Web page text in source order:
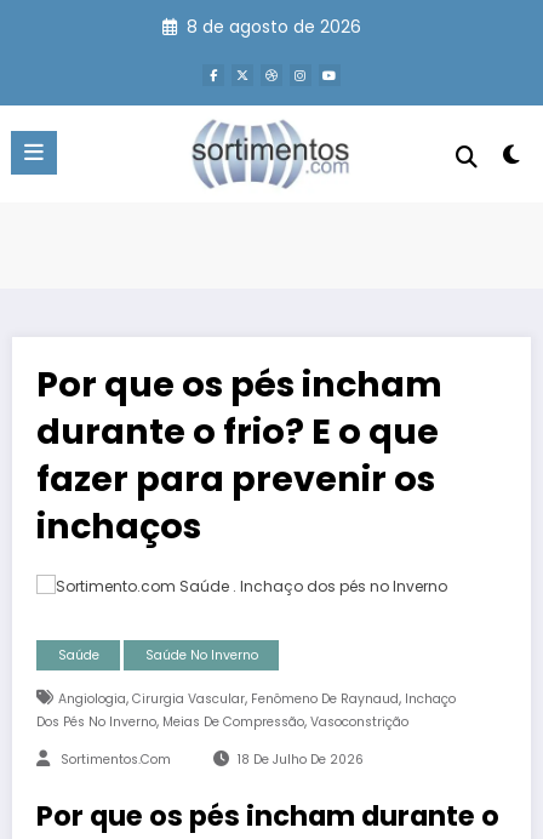
8 de agosto de 2026
Por que os pés incham
durante o frio? E o que
fazer para prevenir os
inchaços
Saúde Saúde No Inverno
Angiologia, Cirurgia Vascular, Fenômeno De Raynaud, Inchaço
Dos Pés No Inverno, Meias De Compressão, Vasoconstrição
Sortimentos.com 18 De Julho De 2026
Por que os pés incham durante o